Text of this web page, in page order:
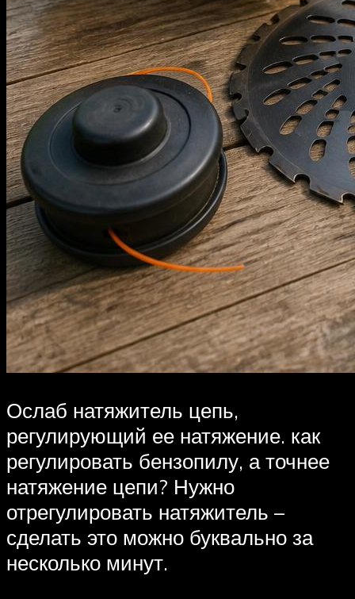
Ослаб натяжитель цепь,
регулирующий ее натяжение. как
регулировать бензопилу, а точнее
натяжение цепи? Нужно
отрегулировать натяжитель –
сделать это можно буквально за
несколько минут.